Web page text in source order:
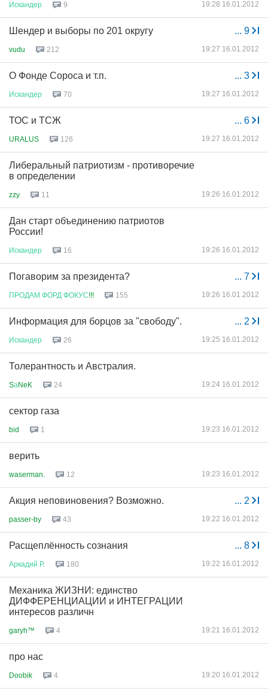
Искандер 9 19:28 16.01.2012
... 9
Шендер и выборы по 201 округу
vudu 212 19:27 16.01.2012
... 3
О Фонде Сороса и т.п.
Искандер 70 19:27 16.01.2012
... 6
ТОС и ТСЖ
URALUS 126 19:27 16.01.2012
Либеральный патриотизм - противоречие
в определении
zzy 11 19:26 16.01.2012
Дан старт объединению патриотов
России!
Искандер 16 19:26 16.01.2012
... 7
Погаворим за президента?
ПРОДАМ ФОРД ФОКУС!!! 155 19:26 16.01.2012
... 2
Информация для борцов за "свободу".
Искандер 26 19:25 16.01.2012
Толерантность и Австралия.
SаNeK 24 19:24 16.01.2012
сектор газа
bid 1 19:23 16.01.2012
верить
waserman. 12 19:23 16.01.2012
... 2
Акция неповиновения? Возможно.
passer-by 43 19:22 16.01.2012
... 8
Расщеплённость сознания
Аркадий Р. 180 19:22 16.01.2012
Механика ЖИЗНИ: единство
ДИФФЕРЕНЦИАЦИИ и ИНТЕГРАЦИИ
интересов различн
garyh™ 4 19:21 16.01.2012
про нас
Doobik 4 19:20 16.01.2012